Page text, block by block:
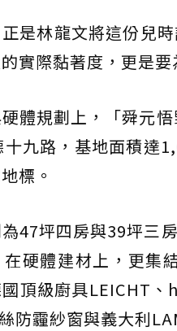
正是林龍文將這份兒
實際黏著度，更是
體規劃上，「舜元
九路，基地面積達
標。
47坪四房與39坪三
硬體建材上，更集
頂級廚具LEICHT
防霾紗窗與義大利